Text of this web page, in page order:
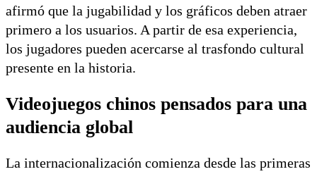
afirmó que la jugabilidad y los gráficos deben atraer
primero a los usuarios. A partir de esa experiencia,
los jugadores pueden acercarse al trasfondo cultural
presente en la historia.
Videojuegos chinos pensados para una
audiencia global
La internacionalización comienza desde las primeras